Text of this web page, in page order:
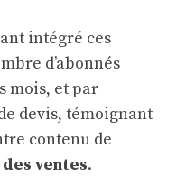
intégré ces
d’abonnés
mois, et par
devis, témoignant
contenu de
ventes.